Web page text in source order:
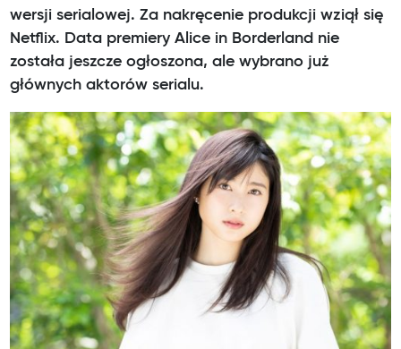
wersji serialowej. Za nakręcenie produkcji wziął się
Netflix. Data premiery Alice in Borderland nie
została jeszcze ogłoszona, ale wybrano już
głównych aktorów serialu.